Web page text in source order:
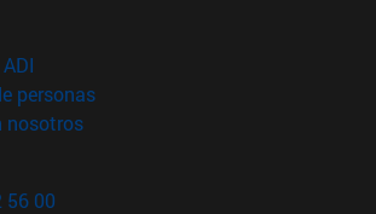
en nueva ventana)
personas(abre en nueva ventana)
nosotros(abre en nueva ventana)
56 00